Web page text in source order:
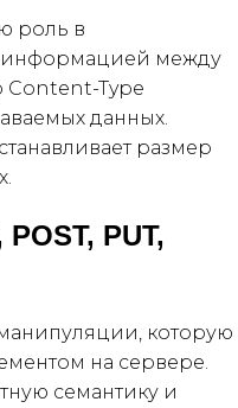
роль в
между
Content-Type
данных.
размер
PUT,
которую
на сервере.
семантику и